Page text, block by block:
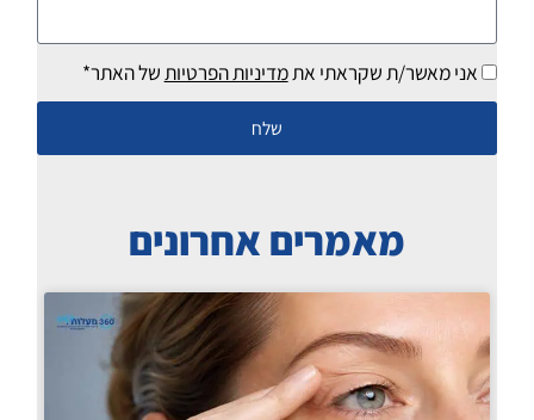
מילים
אני מאשר/ת שקראתי אתמדיניות הפרטיותשל האתר*
שלח
מאמרים אחרונים